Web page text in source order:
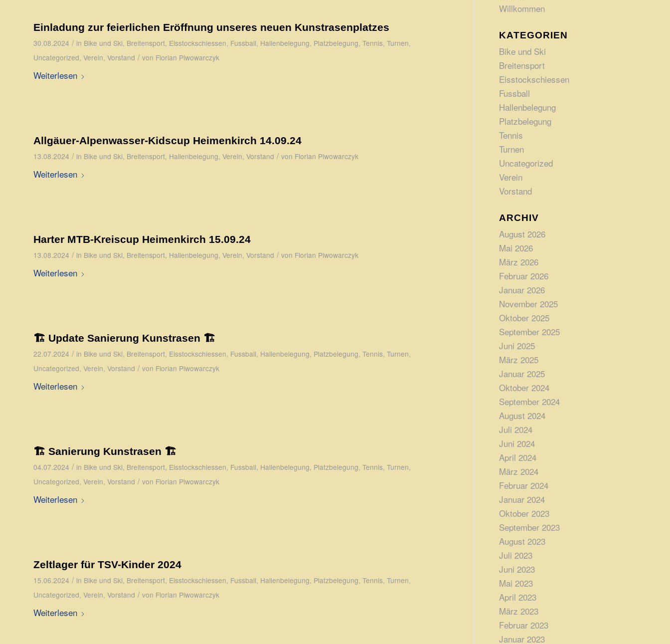
Einladung zur feierlichen Eröffnung unseres neuen Kunstrasenplatzes
30.08.2024 / in Bike und Ski, Breitensport, Eisstockschiessen, Fussball, Hallenbelegung, Platzbelegung, Tennis, Turnen,
Uncategorized, Verein, Vorstand / von Florian Piwowarczyk
Weiterlesen
Allgäuer-Alpenwasser-Kidscup Heimenkirch 14.09.24
13.08.2024 / in Bike und Ski, Breitensport, Hallenbelegung, Verein, Vorstand / von Florian Piwowarczyk
Weiterlesen
Harter MTB-Kreiscup Heimenkirch 15.09.24
13.08.2024 / in Bike und Ski, Breitensport, Hallenbelegung, Verein, Vorstand / von Florian Piwowarczyk
Weiterlesen
🏗️ Update Sanierung Kunstrasen 🏗️
22.07.2024 / in Bike und Ski, Breitensport, Eisstockschiessen, Fussball, Hallenbelegung, Platzbelegung, Tennis, Turnen,
Uncategorized, Verein, Vorstand / von Florian Piwowarczyk
Weiterlesen
🏗️ Sanierung Kunstrasen 🏗️
04.07.2024 / in Bike und Ski, Breitensport, Eisstockschiessen, Fussball, Hallenbelegung, Platzbelegung, Tennis, Turnen,
Uncategorized, Verein, Vorstand / von Florian Piwowarczyk
Weiterlesen
Zeltlager für TSV-Kinder 2024
15.06.2024 / in Bike und Ski, Breitensport, Eisstockschiessen, Fussball, Hallenbelegung, Platzbelegung, Tennis, Turnen,
Uncategorized, Verein, Vorstand / von Florian Piwowarczyk
Weiterlesen
Willkommen
KATEGORIEN
Bike und Ski
Breitensport
Eisstockschiessen
Fussball
Hallenbelegung
Platzbelegung
Tennis
Turnen
Uncategorized
Verein
Vorstand
ARCHIV
August 2026
Mai 2026
März 2026
Februar 2026
Januar 2026
November 2025
Oktober 2025
September 2025
Juni 2025
März 2025
Januar 2025
Oktober 2024
September 2024
August 2024
Juli 2024
Juni 2024
April 2024
März 2024
Februar 2024
Januar 2024
Oktober 2023
September 2023
August 2023
Juli 2023
Juni 2023
Mai 2023
April 2023
März 2023
Februar 2023
Januar 2023